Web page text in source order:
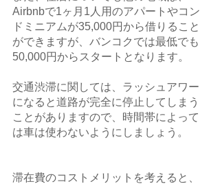
Airbnbで1ヶ月1人用のアパートやコン
ドミニアムが35,000円から借りること
ができますが、バンコクでは最低でも
50,000円からスタートとなります。
交通渋滞に関しては、ラッシュアワー
になると道路が完全に停止してしまう
ことがありますので、時間帯によって
は車は使わないようにしましょう。
滞在費のコストメリットを考えると、